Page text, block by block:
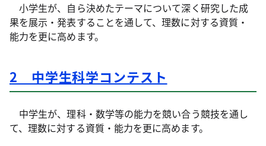
小学生が、自ら決めたテーマについて深く研究した成
果を展示・発表することを通して、理数に対する資質・
能力を更に高めます。
2 中学生科学コンテスト
中学生が、理科・数学等の能力を競い合う競技を通し
て、理数に対する資質・能力を更に高めます。